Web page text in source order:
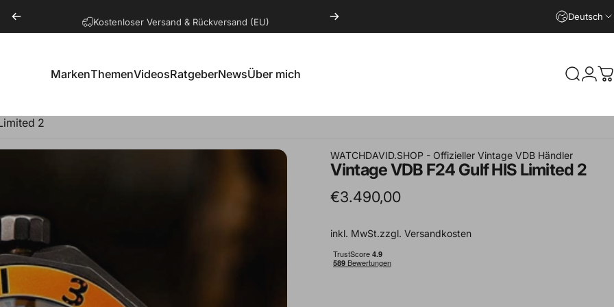
Kostenloser Versand & Rückversand (EU) Deutsch
MarkenThemenVideosRatgeberNewsÜber mich Suche
2
WATCHDAVID.SHOP - Offizieller Vintage VDB Händler
VintageVDB F24 GulfHIS Limited 2
€3.490,00
inkl. MwSt.zzgl.Versandkosten